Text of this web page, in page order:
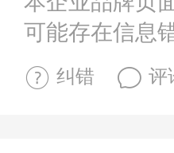
可能存在信息
纠错 评